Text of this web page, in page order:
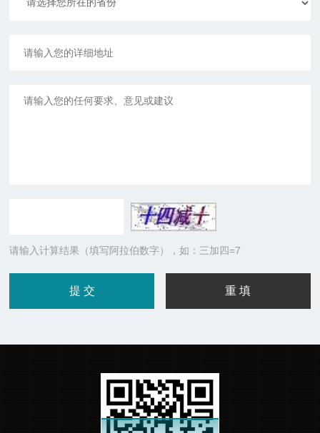
请输入计算结果（填写阿拉伯数字），如：三加四=7